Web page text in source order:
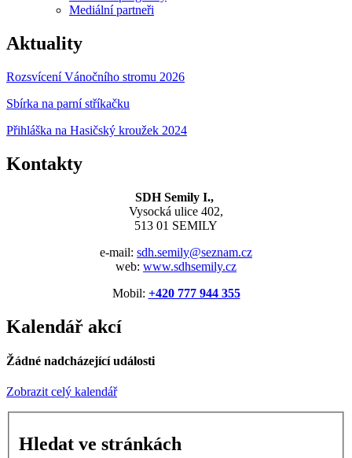
Mediální partneři
Aktuality
Rozsvícení Vánočního stromu 2026
Sbírka na parní stříkačku
Přihláška na Hasičský kroužek 2024
Kontakty
SDH Semily I.,
Vysocká ulice 402,
513 01 SEMILY
e-mail: sdh.semily@seznam.cz
web: www.sdhsemily.cz
Mobil: +420 777 944 355
Kalendář akcí
Žádné nadcházející události
Zobrazit celý kalendář
Hledat ve stránkách